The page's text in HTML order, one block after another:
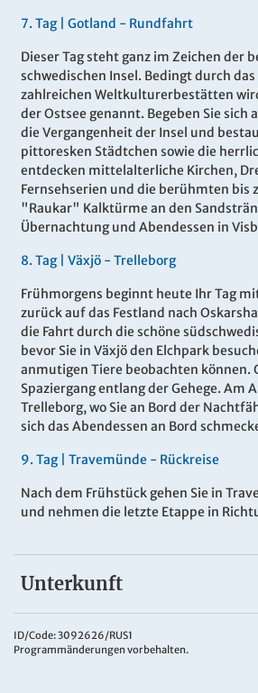
7. Tag | Gotland - Rundfahrt
Dieser Tag steht ganz im Zeichen der
schwedischen Insel. Bedingt durch
zahlreichen Weltkulturerbestätten
der Ostsee genannt. Begeben Sie sich
die Vergangenheit der Insel und
pittoresken Städtchen sowie die
entdecken mittelalterliche Kirchen,
Fernsehserien und die berühmten bis
"Raukar" Kalktürme an den
Übernachtung und Abendessen in
8. Tag | Växjö - Trelleborg
Frühmorgens beginnt heute Ihr Tag
zurück auf das Festland nach
die Fahrt durch die schöne
bevor Sie in Växjö den Elchpark
anmutigen Tiere beobachten können.
Spaziergang entlang der Gehege. Am
Trelleborg, wo Sie an Bord der
sich das Abendessen an Bord
9. Tag | Travemünde - Rückreise
Nach dem Frühstück gehen Sie in
und nehmen die letzte Etappe in
Unterkunft
Gute Mittelklassehotels &
Fährschiffe
Sie wohnen durchweg in guten
ID/Code: 3092626/RUS1
Programmänderungen vorbehalten.